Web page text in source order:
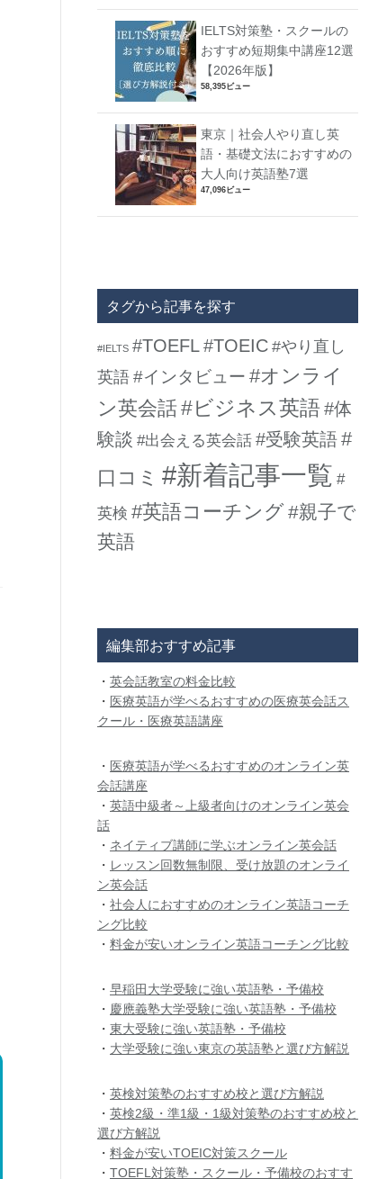
IELTS対策塾・スクールの
おすすめ短期集中講座12選
【2026年版】
58,395ビュー
東京｜社会人やり直し英
語・基礎文法におすすめの
大人向け英語塾7選
47,096ビュー
タグから記事を探す
#IELTS #TOEFL#TOEIC #やり直し
英語 #インタビュー #オンライ
ン英会話 #ビジネス英語#体
験談 #出会える英会話 #受験英語#
口コミ #新着記事一覧 #
英検 #英語コーチング#親子で
英語
編集部おすすめ記事
・ 英会話教室の料金比較
・ 医療英語が学べるおすすめの医療英会話ス
クール・医療英語講座
・ 医療英語が学べるおすすめのオンライン英
会話講座
・ 英語中級者～上級者向けのオンライン英会
話
・ ネイティブ講師に学ぶオンライン英会話
・ レッスン回数無制限、受け放題のオンライ
ン英会話
・ 社会人におすすめのオンライン英語コーチ
ング比較
・ 料金が安いオンライン英語コーチング比較
・ 早稲田大学受験に強い英語塾・予備校
・ 慶應義塾大学受験に強い英語塾・予備校
・ 東大受験に強い英語塾・予備校
・ 大学受験に強い東京の英語塾と選び方解説
・ 英検対策塾のおすすめ校と選び方解説
・ 英検2級・準1級・1級対策塾のおすすめ校と
選び方解説
・ 料金が安いTOEIC対策スクール
・ TOEFL対策塾・スクール・予備校のおすす